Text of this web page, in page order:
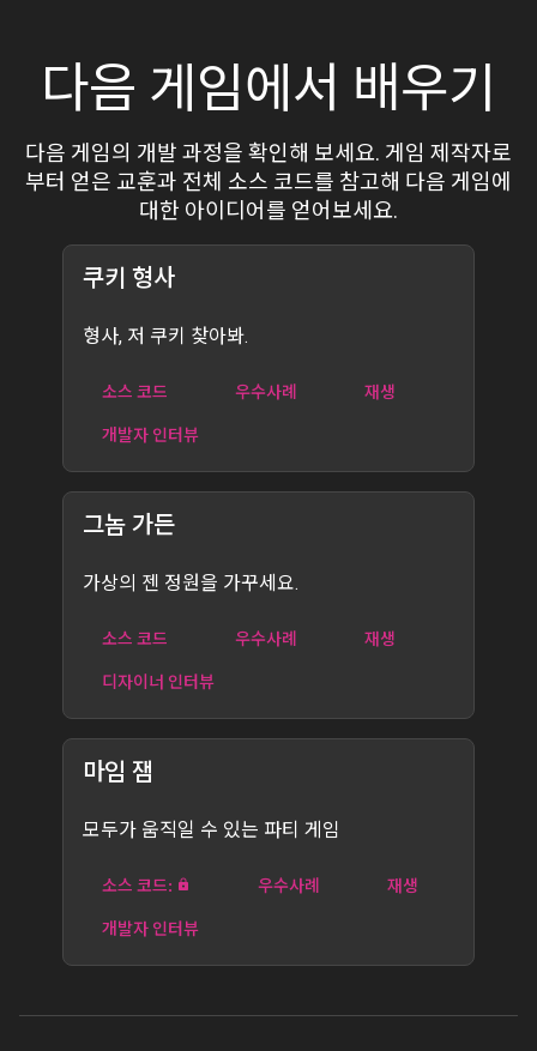
다음 게임에서 배우기
다음 게임의 개발 과정을 확인해 보세요. 게임 제작자로
부터 얻은 교훈과 전체 소스 코드를 참고해 다음 게임에
대한 아이디어를 얻어보세요.
쿠키 형사
형사, 저 쿠키 찾아봐.
소스 코드 우수사례
재생
개발자 인터뷰
그놈 가든
가상의 젠 정원을 가꾸세요.
소스 코드 우수사례
재생
디자이너 인터뷰
마임 잼
모두가 움직일 수 있는 파티 게임
소스 코드: 우수사례
재생
개발자 인터뷰